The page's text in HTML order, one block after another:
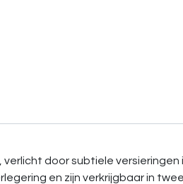
verlicht door subtiele
en zijn verkrijgbaar in